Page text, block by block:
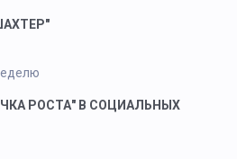
РОСТА" В СОЦИАЛЬНЫХ